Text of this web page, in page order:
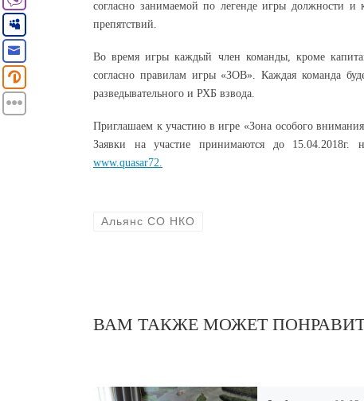
согласно занимаемой по легенде игры должности и
препятствий.
Во время игры каждый член команды, кроме
согласно правилам игры «ЗОВ». Каждая команда
разведывательного и РХБ взвода.
Приглашаем к участию в игре «Зона особого
Заявки на участие принимаются до
www.quasar72.
Альянс СО НКО
ВАМ ТАКЖЕ МОЖЕТ